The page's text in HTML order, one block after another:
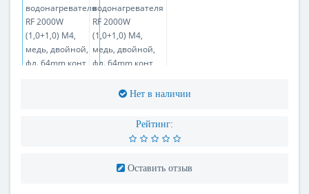
Нет в наличии
Рейтинг:
Оставить отзыв